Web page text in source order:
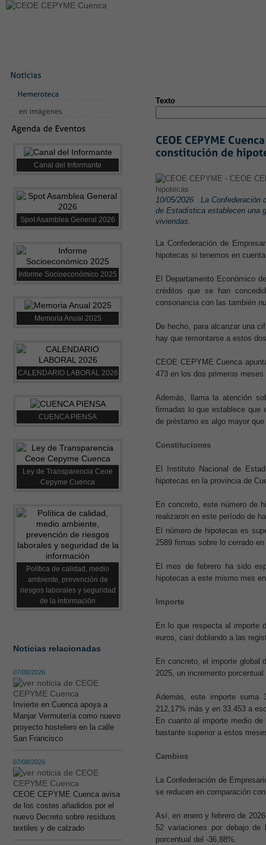
Canal del Informante
Spot Asamblea General 2026
Informe Socioeconómico 2025
Memoria Anual 2025
CALENDARIO LABORAL 2026
CUENCA PIENSA
Ley de Transparencia Ceoe
Cepyme Cuenca
Política de calidad, medio
ambiente, prevención de
riesgos laborales y seguridad
de la información
Noticias relacionadas
07/08/2026
Invierte en Cuenca apoya a
Manjar Vermutería como nuevo
proyecto hostelero en la calle
San Francisco
07/08/2026
CEOE CEPYME Cuenca avisa
de los costes añadidos por el
nuevo Decreto sobre residuos
textiles y de calzado
Texto
10/05/2026
La Confederación
de Estadística establecen una
viviendas.
La Confederación de
hipotecas si tenemos en
El Departamento Económico
créditos que se han
consonancia con las también
De hecho, para alcanzar una
hay que remontarse a estos
CEOE CEPYME Cuenca
473 en los dos primeros
Además, llama la atención
firmadas lo que establece que
de préstamo es algo mayor
Constituciones
El Instituto Nacional de
hipotecas en la provincia de
En concreto, este número de
realizaron en este período de
El número de hipotecas es
2589 firmas sobre lo cerrado
El mes de febrero ha sido
hipotecas a este mismo mes
Importe
En lo que respecta al importe
euros, casi doblando a las
En concreto, el importe global
2025, un incremento
Además, este importe suma
212,17% más y en 33.453 a
En cuanto al importe medio
bastante superior a estos
Cambios
La Confederación de
se reducen en comparación
Así, en enero y febrero de
52 variaciones por debajo
porcentual del -36,88%.